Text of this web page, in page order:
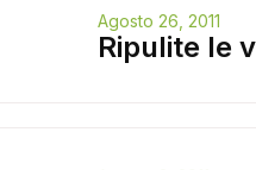
Agosto 26, 2011
Ripulite le